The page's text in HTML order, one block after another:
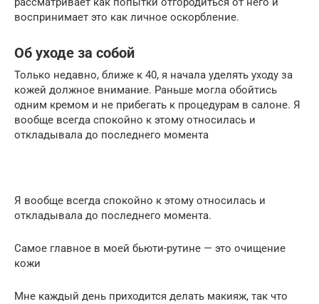
воспринимает это как личное оскорбление.
Об уходе за собой
Только недавно, ближе к 40, я начала уделять уходу за
кожей должное внимание. Раньше могла обойтись
одним кремом и не прибегать к процедурам в салоне. Я
вообще всегда спокойно к этому относилась и
откладывала до последнего момента
Я вообще всегда спокойно к этому относилась и
откладывала до последнего момента.
Самое главное в моей бьюти-рутине — это очищение
кожи
Мне каждый день приходится делать макияж, так что